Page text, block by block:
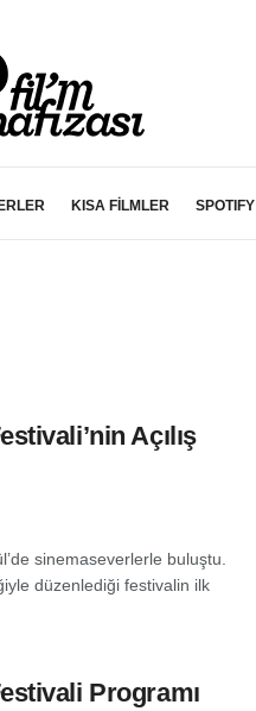
KISA FİLMLER SPOTIFY
Açılış
sinemaseverlerle buluştu.
düzenlediği festivalin ilk
Programı